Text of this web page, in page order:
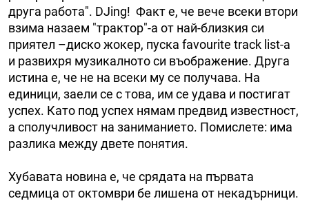
друга работа". DJing! Факт е, че вече всеки втори
взима назаем "трактор"-а от най-близкия си
приятел –диско жокер, пуска favourite track list-а
и развихря музикалното си въображение. Друга
истина е, че не на всеки му се получава. На
единици, заели се с това, им се удава и постигат
успех. Като под успех нямам предвид известност,
а сполучливост на заниманието. Помислете: има
разлика между двете понятия.
Хубавата новина е, че срядата на първата
седмица от октомври бе лишена от некадърници.